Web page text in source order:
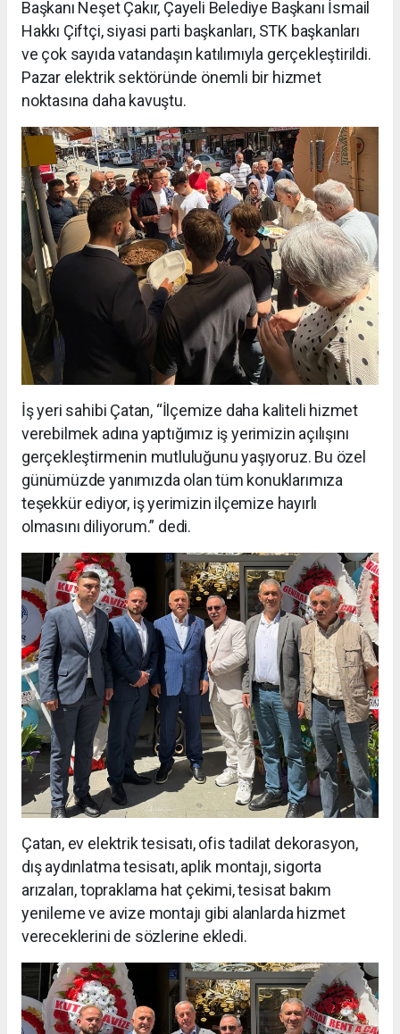
Başkanı Neşet Çakır, Çayeli Belediye Başkanı İsmail
Hakkı Çiftçi, siyasi parti başkanları, STK başkanları
ve çok sayıda vatandaşın katılımıyla gerçekleştirildi.
Pazar elektrik sektöründe önemli bir hizmet
noktasına daha kavuştu.
İş yeri sahibi Çatan, “İlçemize daha kaliteli hizmet
verebilmek adına yaptığımız iş yerimizin açılışını
gerçekleştirmenin mutluluğunu yaşıyoruz. Bu özel
günümüzde yanımızda olan tüm konuklarımıza
teşekkür ediyor, iş yerimizin ilçemize hayırlı
olmasını diliyorum.” dedi.
Çatan, ev elektrik tesisatı, ofis tadilat dekorasyon,
dış aydınlatma tesisatı, aplik montajı, sigorta
arızaları, topraklama hat çekimi, tesisat bakım
yenileme ve avize montajı gibi alanlarda hizmet
vereceklerini de sözlerine ekledi.